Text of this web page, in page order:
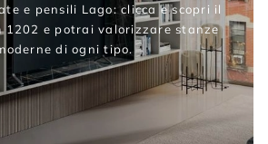
e pensili Lago: clicca e scopri il
1202 e potrai valorizzare stanze
di ogni tipo.